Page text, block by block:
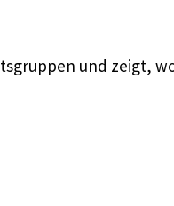
und zeigt,